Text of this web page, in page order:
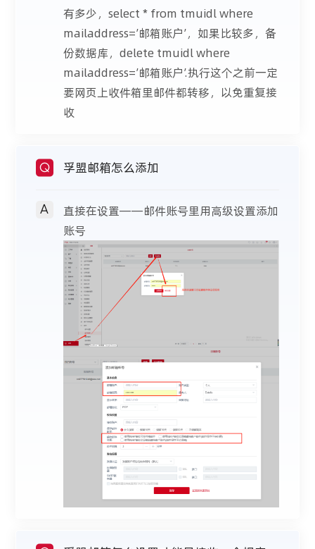
有多少，select * from tmuidl where
mailaddress=’邮箱账户’，如果比较多，备
份数据库，delete tmuidl where
mailaddress=’邮箱账户’.执行这个之前一定
要网页上收件箱里邮件都转移，以免重复接
收
Q 孚盟邮箱怎么添加
A
直接在设置——邮件账号里用高级设置添加
账号